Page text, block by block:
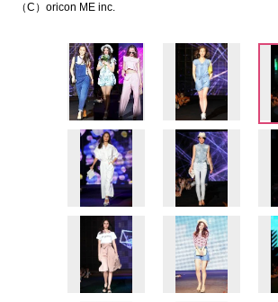
（C）oricon ME inc.